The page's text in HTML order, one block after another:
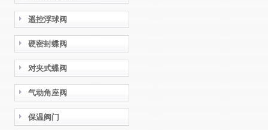
遥控浮球阀
硬密封蝶阀
对夹式蝶阀
气动角座阀
保温阀门